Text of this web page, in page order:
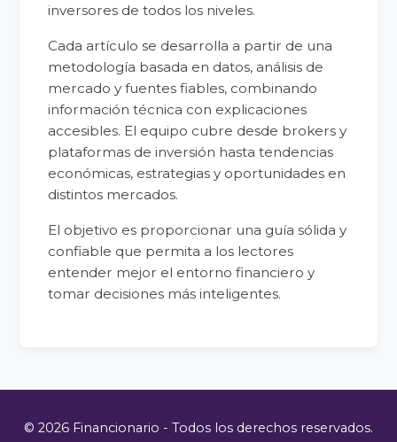
inversores de todos los niveles.
Cada artículo se desarrolla a partir de una
metodología basada en datos, análisis de
mercado y fuentes fiables, combinando
información técnica con explicaciones
accesibles. El equipo cubre desde brokers y
plataformas de inversión hasta tendencias
económicas, estrategias y oportunidades en
distintos mercados.
El objetivo es proporcionar una guía sólida y
confiable que permita a los lectores
entender mejor el entorno financiero y
tomar decisiones más inteligentes.
© 2026 Financionario - Todos los derechos reservados.